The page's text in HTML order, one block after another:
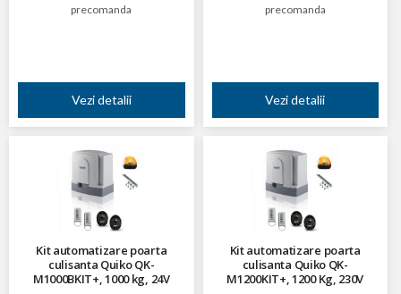
precomanda
Vezi detalii
precomanda
Vezi detalii
Kit automatizare poarta
culisanta Quiko QK-
M1000BKIT+, 1000 kg, 24V
Kit automatizare poarta
culisanta Quiko QK-
M1200KIT+, 1200 Kg, 230V